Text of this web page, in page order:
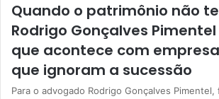
Quando o patrimônio não
Rodrigo Gonçalves
que acontece com
que ignoram a sucessão
Para o advogado Rodrigo Gonçalves Pimentel,